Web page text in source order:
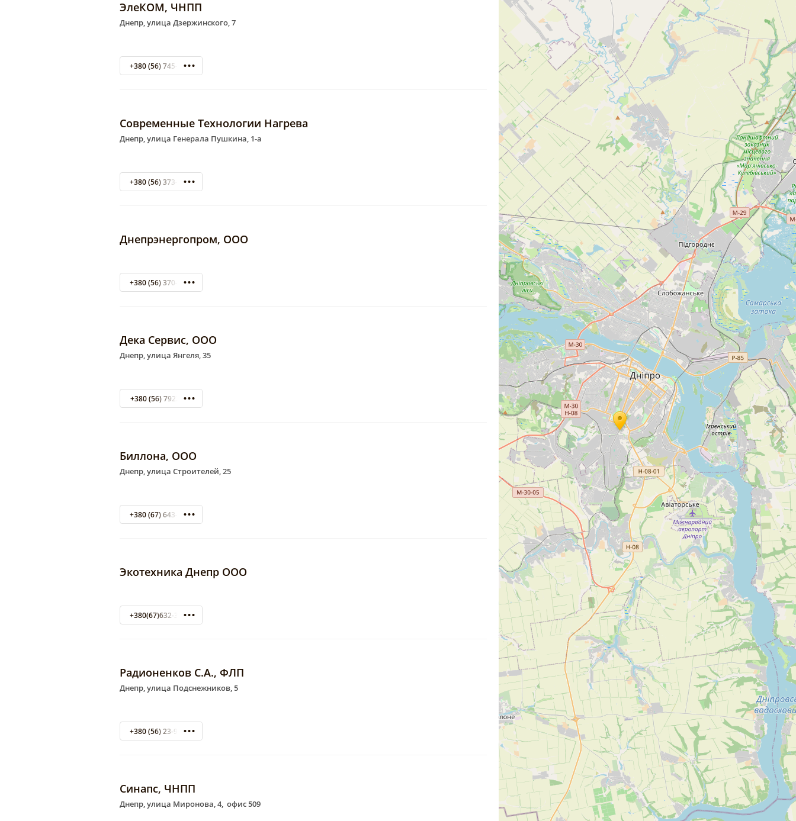
ЭлеКОМ, ЧНПП
Днепр, улица Дзержинского, 7
+380 (56) 745-10-50
Современные Технологии Нагрева
Днепр, улица Генерала Пушкина, 1-а
+380 (56) 373-58-63
Днепрэнергопром, ООО
+380 (56) 370-40-64
Дека Сервис, ООО
Днепр, улица Янгеля, 35
+380 (56) 7922127
Биллона, ООО
Днепр, улица Строителей, 25
+380 (67) 643-22-44
Экотехника Днепр ООО
+380(67)632-34-83
Радионенков С.А., ФЛП
Днепр, улица Подснежников, 5
+380 (56) 23-91-61
Синапс, ЧНПП
Днепр, улица Миронова, 4, офис 509